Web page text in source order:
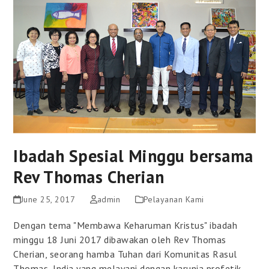
Ibadah Spesial Minggu bersama
Rev Thomas Cherian
June 25, 2017 admin Pelayanan Kami
Dengan tema "Membawa Keharuman Kristus" ibadah
minggu 18 Juni 2017 dibawakan oleh Rev Thomas
Cherian, seorang hamba Tuhan dari Komunitas Rasul